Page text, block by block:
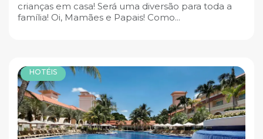
crianças em casa! Será uma diversão para toda a
família! Oi, Mamães e Papais! Como...
HOTÉIS